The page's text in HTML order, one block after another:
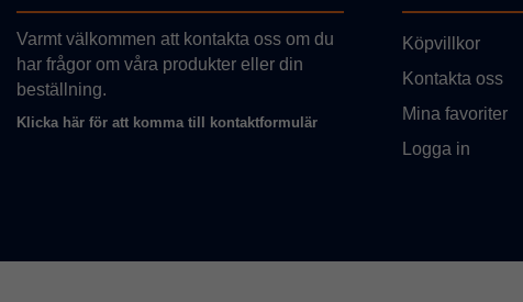
Varmt välkommen att kontakta oss om du
har frågor om våra produkter eller din
beställning.
Klicka här för att komma till kontaktformulär
Köpvillkor
Kontakta oss
Mina favoriter
Logga in